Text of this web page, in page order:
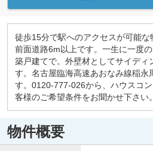
徒歩15分で駅へのアクセスが可能
前面道路6m以上です。一生に一度
築戸建てで。外壁材としてサイディ
す。名古屋臨海高速あおなみ線稲永
す。0120-777-026から、ハウスコ
客様のご希望条件をお聞かせ下さい。
物件概要